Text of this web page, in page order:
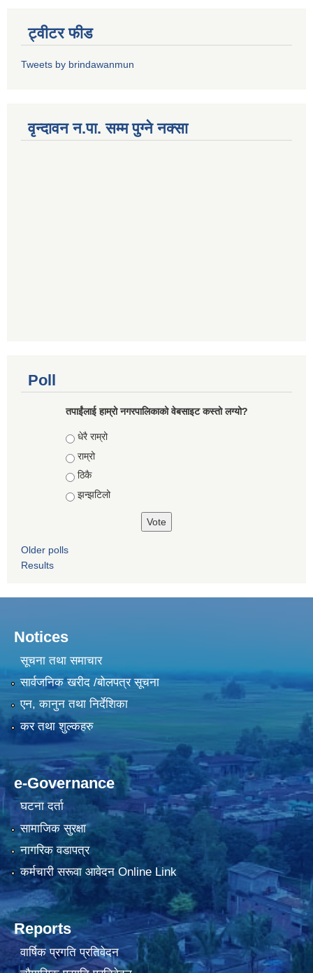
ट्वीटर फीड
Tweets by brindawanmun
वृन्दावन न.पा. सम्म पुग्ने नक्सा
Poll
तपाईंलाई हाम्रो नगरपालिकाको वेबसाइट कस्तो लग्यो?
Choices
धेरै राम्रो
राम्रो
ठिकै
झन्झटिलो
Older polls
Results
Notices
सूचना तथा समाचार
सार्वजनिक खरीद /बोलपत्र सूचना
एन, कानुन तथा निर्देशिका
कर तथा शुल्कहरु
e-Governance
घटना दर्ता
सामाजिक सुरक्षा
नागरिक वडापत्र
कर्मचारी सरूवा आवेदन Online Link
Reports
वार्षिक प्रगति प्रतिवेदन